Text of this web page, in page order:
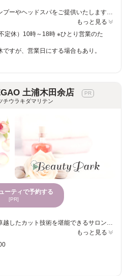
個室シャンプールームで、シャンプーやヘッドスパをご提供いたします☆ フルフラットですので、お首に負担をかけずにお寛ぎいただけます。 思わず寝落ちしてました…頭痛が楽になったとお声もいただいております…☆ 毎日のセット方法からスキンケアまで、美容の情報をお伝えします。 きっと満足していただけますので、お気軽にご来店くださいませ。 お客様のご来店お待ちしております。
もっと見る
休）10時～18時 ※ひとり営業のた
すが、営業日にする場合もあり。
土浦木田余店
チウラキダマリテン
ーティで予約する
[PR]
陽光が満ちる心地よい空間で、卓越したカット技術を堪能できるサロン。多くの女性に愛され続ける場所☆駐車場完備で、便利でスマートな支払い方法も充実。洗練されたひとときをお届けします！ stella PRODUCED by EGAO 土浦木田余店は、50代以上の女性のために設計された特別なヘアサロンです。今話題のEGAOがプロデュースするこのサロンは、グレイヘアを活かしたり隠したりする施術が得意で、年齢特有の髪のお悩みを理解し、一人一人のニーズに合った解決策を提供します。広々とした明るい店内は、心地よさを追求し、訪れる度に心が休まる空間です。「ここに来て良かった」と思えるような、新しい自分に出会えるチャンスをお届けします。駐車場完備で、クレジットカードや電子マネーでの決済も可能なので、安心してご利用いただけます。年齢を重ねた女性でも、いつまでも美しくありたいという願いを叶える場所です。
もっと見る